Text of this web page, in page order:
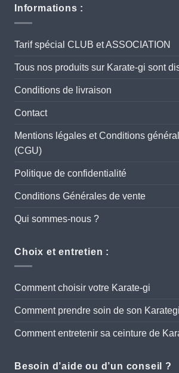
Informations :
Tarif spécial CLUB et ASSOCIATION
Tous nos produits sur Karate-gi sont
Conditions de livraison
Contact
Mentions légales et Conditions
(CGU)
Politique de confidentialité
Conditions Générales de vente
Qui sommes-nous ?
Choix et entretien :
Comment choisir votre Karate-gi
Comment prendre soin de son
Comment entretenir sa ceinture de
Besoin d’aide ou d’un conseil ?